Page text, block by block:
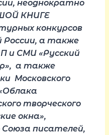
неоднократно
КНИГЕ
конкурсов
России, а также
и СМИ «Русский
а также
Московского
творческого
окна»,
писателей,